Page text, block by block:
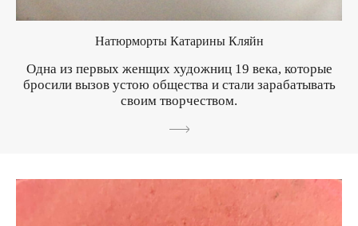
Натюрморты Катарины Кляйн
Одна из первых женщих художниц 19 века, которые
бросили вызов устою общества и стали зарабатывать
своим творчеством.